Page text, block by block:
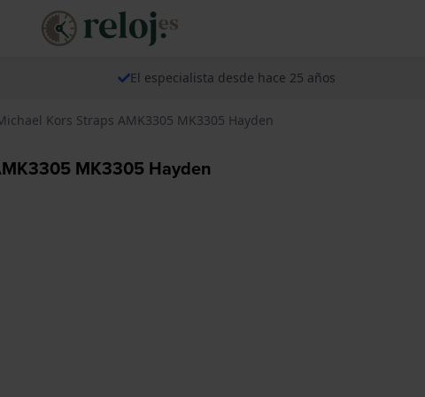
El especialista desde hace 25 años
Kors Straps AMK3305 MK3305 Hayden
MK3305 Hayden